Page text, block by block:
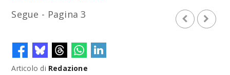
Segue - Pagina 3
Articolo di Redazione